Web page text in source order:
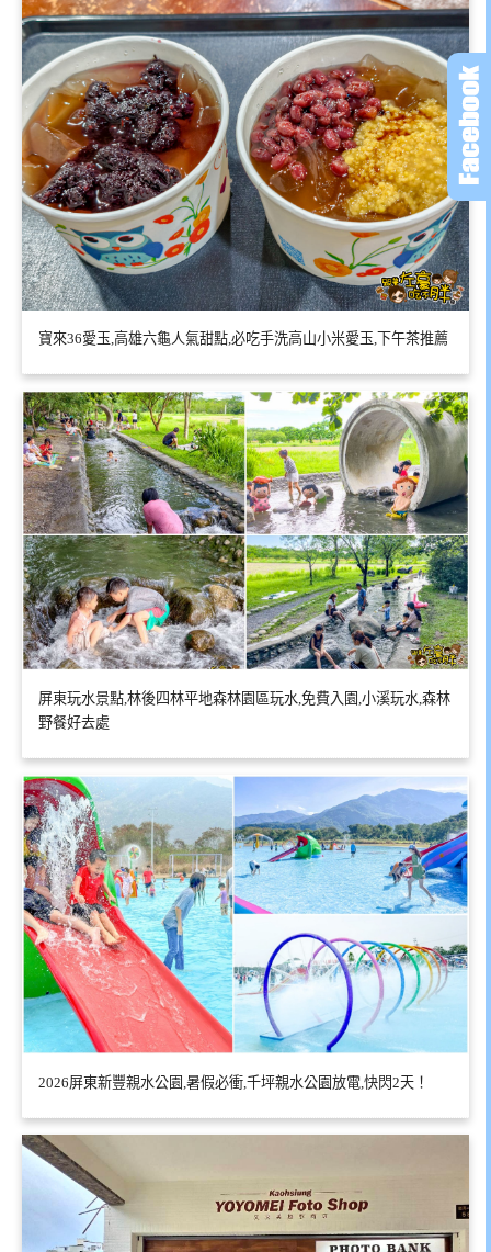
寶來36愛玉,高雄六龜人氣甜點,必吃手洗高山小米愛玉,下午茶推薦
屏東玩水景點,林後四林平地森林園區玩水,免費入園,小溪玩水,森林
野餐好去處
2026屏東新豐親水公園,暑假必衝,千坪親水公園放電,快閃2天！